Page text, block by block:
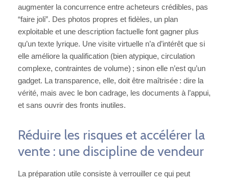
augmenter la concurrence entre acheteurs crédibles, pas
“faire joli”. Des photos propres et fidèles, un plan
exploitable et une description factuelle font gagner plus
qu’un texte lyrique. Une visite virtuelle n’a d’intérêt que si
elle améliore la qualification (bien atypique, circulation
complexe, contraintes de volume) ; sinon elle n’est qu’un
gadget. La transparence, elle, doit être maîtrisée : dire la
vérité, mais avec le bon cadrage, les documents à l’appui,
et sans ouvrir des fronts inutiles.
Réduire les risques et accélérer la
vente : une discipline de vendeur
La préparation utile consiste à verrouiller ce qui peut